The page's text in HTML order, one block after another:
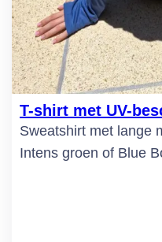
T-shirt met UV-
Sweatshirt met lange
Intens groen of Blue